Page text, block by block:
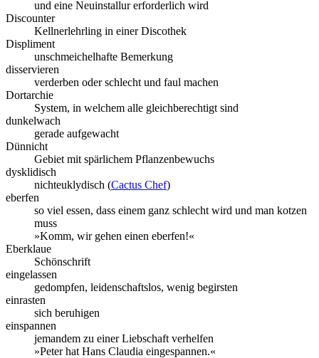
und eine Neuinstallur erforderlich wird
Discounter
Kellnerlehrling in einer Discothek
Displiment
unschmeichelhafte Bemerkung
disservieren
verderben oder schlecht und faul machen
Dortarchie
System, in welchem alle gleichberechtigt sind
dunkelwach
gerade aufgewacht
Dünnicht
Gebiet mit spärlichem Pflanzenbewuchs
dysklidisch
nichteuklydisch (Cactus Chef)
eberfen
so viel essen, dass einem ganz schlecht wird und man kotzen
muss
»Komm, wir gehen einen eberfen!«
Eberklaue
Schönschrift
eingelassen
gedompfen, leidenschaftslos, wenig begirsten
einrasten
sich beruhigen
einspannen
jemandem zu einer Liebschaft verhelfen
»Peter hat Hans Claudia eingespannen.«